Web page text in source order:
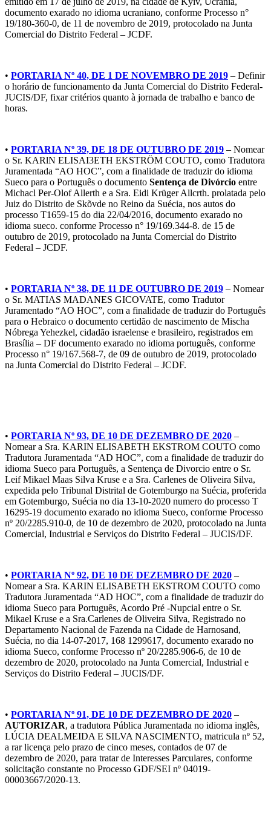
documento exarado no idioma ucraniano, conforme Processo n°
19/180-360-0, de 11 de novembro de 2019, protocolado na Junta
Comercial do Distrito Federal – JCDF.
• PORTARIA Nº 40, DE 1 DE NOVEMBRO DE 2019 – Definir
o horário de funcionamento da Junta Comercial do Distrito Federal-
JUCIS/DF, fixar critérios quanto à jornada de trabalho e banco de
horas.
• PORTARIA Nº 39, DE 18 DE OUTUBRO DE 2019 – Nomear
o Sr. KARlN ELISAI3ETH EKSTRÖM COUTO, como Tradutora
Juramentada “AO HOC”, com a finalidade de traduzir do idioma
Sueco para o Português o documento Sentença de Divórcio entre
Michacl Per-Olof Allerth e a Sra. Eidi Krüger Allcrth. prolatada pelo
Juiz do Distrito de Skõvde no Reino da Suécia, nos autos do
processo T1659-15 do dia 22/04/2016, documento exarado no
idioma sueco. conforme Processo n° 19/169.344-8. de 15 de
outubro de 2019, protocolado na Junta Comercial do Distrito
Federal – JCDF.
• PORTARIA Nº 38, DE 11 DE OUTUBRO DE 2019 – Nomear
o Sr. MATIAS MADANES GICOVATE, como Tradutor
Juramentado “AO HOC”, com a finalidade de traduzir do Português
para o Hebraico o documento certidão de nascimento de Mischa
Nóbrega Yehezkel, cidadão israelense e brasileiro, registrados em
Brasília – DF documento exarado no idioma português, conforme
Processo n° 19/167.568-7, de 09 de outubro de 2019, protocolado
na Junta Comercial do Distrito Federal – JCDF.
• PORTARIA Nº 93, DE 10 DE DEZEMBRO DE 2020 –
Nomear a Sra. KARIN ELISABETH EKSTROM COUTO como
Tradutora Juramentada “AD HOC”, com a finalidade de traduzir do
idioma Sueco para Português, a Sentença de Divorcio entre o Sr.
Leif Mikael Maas Silva Kruse e a Sra. Carlenes de Oliveira Silva,
expedida pelo Tribunal Distrital de Gotemburgo na Suécia, proferida
em Gotemburgo, Suécia no dia 13-10-2020 numero do processo T
16295-19 documento exarado no idioma Sueco, conforme Processo
nº 20/2285.910-0, de 10 de dezembro de 2020, protocolado na Junta
Comercial, Industrial e Serviços do Distrito Federal – JUCIS/DF.
• PORTARIA Nº 92, DE 10 DE DEZEMBRO DE 2020 –
Nomear a Sra. KARIN ELISABETH EKSTROM COUTO como
Tradutora Juramentada “AD HOC”, com a finalidade de traduzir do
idioma Sueco para Português, Acordo Pré -Nupcial entre o Sr.
Mikael Kruse e a Sra.Carlenes de Oliveira Silva, Registrado no
Departamento Nacional de Fazenda na Cidade de Harnosand,
Suécia, no dia 14-07-2017, 168 1299617, documento exarado no
idioma Sueco, conforme Processo nº 20/2285.906-6, de 10 de
dezembro de 2020, protocolado na Junta Comercial, Industrial e
Serviços do Distrito Federal – JUCIS/DF.
• PORTARIA Nº 91, DE 10 DE DEZEMBRO DE 2020 –
AUTORIZAR, a tradutora Pública Juramentada no idioma inglês,
LÚCIA DEALMEIDA E SILVA NASCIMENTO, matricula nº 52,
a rar licença pelo prazo de cinco meses, contados de 07 de
dezembro de 2020, para tratar de Interesses Parculares, conforme
solicitação constante no Processo GDF/SEI nº 04019-
00003667/2020-13.